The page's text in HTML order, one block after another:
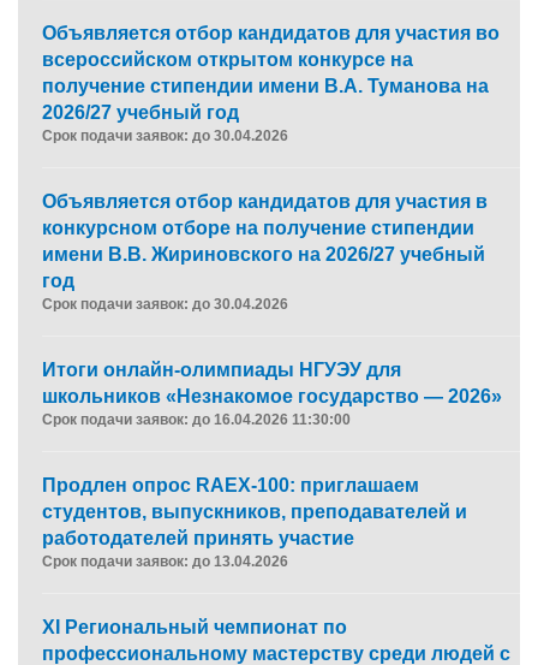
Объявляется отбор кандидатов для участия во
всероссийском открытом конкурсе на
получение стипендии имени В.А. Туманова на
2026/27 учебный год
Срок подачи заявок: до 30.04.2026
Объявляется отбор кандидатов для участия в
конкурсном отборе на получение стипендии
имени В.В. Жириновского на 2026/27 учебный
год
Срок подачи заявок: до 30.04.2026
Итоги онлайн-олимпиады НГУЭУ для
школьников «Незнакомое государство — 2026»
Срок подачи заявок: до 16.04.2026 11:30:00
Продлен опрос RAEX-100: приглашаем
студентов, выпускников, преподавателей и
работодателей принять участие
Срок подачи заявок: до 13.04.2026
XI Региональный чемпионат по
профессиональному мастерству среди людей с